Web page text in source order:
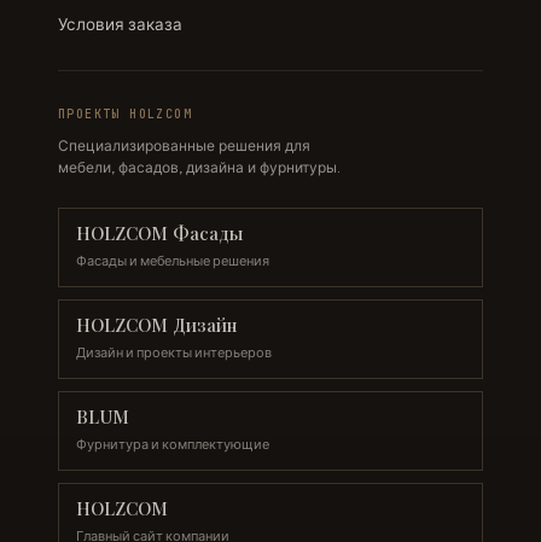
Условия заказа
ПРОЕКТЫ HOLZCOM
Специализированные решения для
мебели, фасадов, дизайна и фурнитуры.
HOLZCOM Фасады
Фасады и мебельные решения
HOLZCOM Дизайн
Дизайн и проекты интерьеров
BLUM
Фурнитура и комплектующие
HOLZCOM
Главный сайт компании